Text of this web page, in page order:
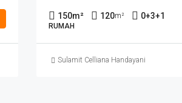
150m² 120m² 0+3+1
RUMAH
Sulamit Celliana Handayani